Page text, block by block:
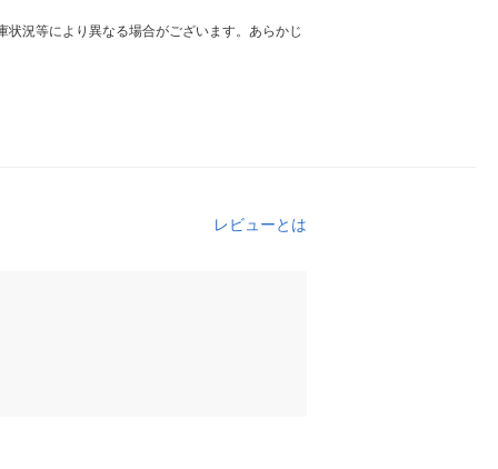
況等により異なる場合がございます。あらかじ
レビューとは